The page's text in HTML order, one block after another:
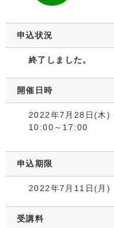
申込状況
終了しました。
開催日時
2022年7月28日(木)
10:00～17:00
申込期限
2022年7月11日(月)
受講料